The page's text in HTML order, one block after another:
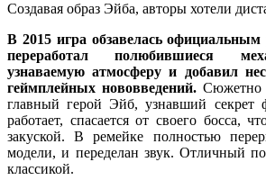
Создавая образ Эйба, авторы хотели
В 2015 игра обзавелась
переработал полюбившиеся
узнаваемую атмосферу и добавил
геймплейных нововведений.Сюжетно
главный герой Эйб, узнавший секрет
работает, спасается от своего босса,
закуской. В ремейке полностью
модели, и переделан звук. Отличный
классикой.